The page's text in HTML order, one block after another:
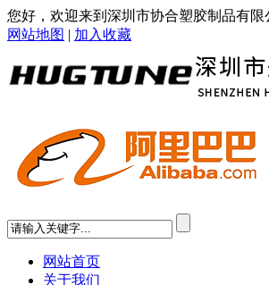
您好，欢迎来到深圳市协合塑胶制品有限
网站地图 | 加入收藏
网站首页
关于我们